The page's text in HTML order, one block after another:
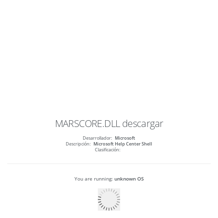
MARSCORE.DLL descargar
Desarrollador: Microsoft
Descripción: Microsoft Help Center Shell
Clasificación:
You are running: unknown OS